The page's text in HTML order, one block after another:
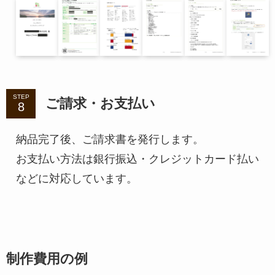
STEP ご請求・お支払い
納品完了後、ご請求書を発行します。
お支払い方法は銀行振込・クレジットカード払い
などに対応しています。
制作費用の例